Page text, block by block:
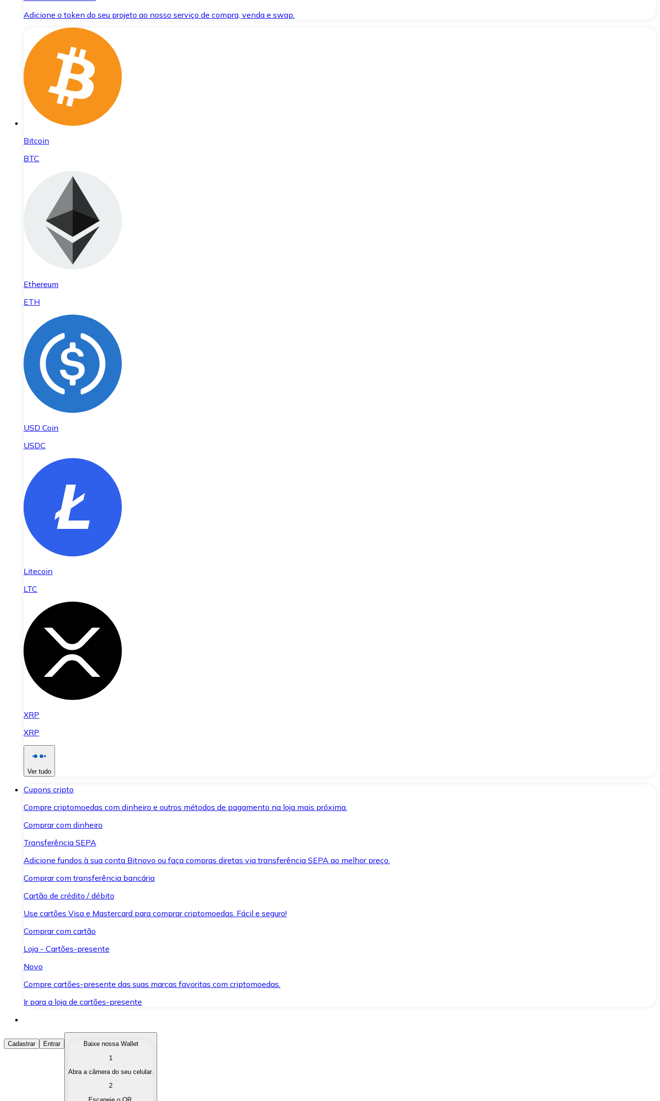
Adicione o token do seu projeto ao nosso serviço de compra, venda e swap.
Bitcoin
BTC
Ethereum
ETH
USD Coin
USDC
Litecoin
LTC
XRP
XRP
Ver tudo
Cupons cripto
Compre criptomoedas com dinheiro e outros métodos de pagamento na loja mais próxima.
Comprar com dinheiro
Transferência SEPA
Adicione fundos à sua conta Bitnovo ou faça compras diretas via transferência SEPA ao melhor preço.
Comprar com transferência bancária
Cartão de crédito / débito
Use cartões Visa e Mastercard para comprar criptomoedas. Fácil e seguro!
Comprar com cartão
Loja - Cartões-presente
Novo
Compre cartões-presente das suas marcas favoritas com criptomoedas.
Ir para a loja de cartões-presente
Comprar Criptomoedas
Compre as criptomoedas de seu interesse de forma rápida e segura.
Converta suas criptomoedas em moeda fiduciária quando precisar.
Cadastrar Entrar
Baixe nossa Wallet
1
Abra a câmera do seu celular.
2